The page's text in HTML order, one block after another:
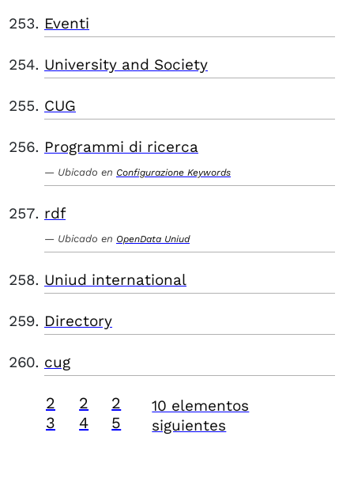
Eventi
University and Society
CUG
Programmi di ricerca
Ubicado en Configurazione Keywords
rdf
Ubicado en OpenData Uniud
Uniud international
Directory
cug
2
3
2
4
2
5
10 elementos
siguientes